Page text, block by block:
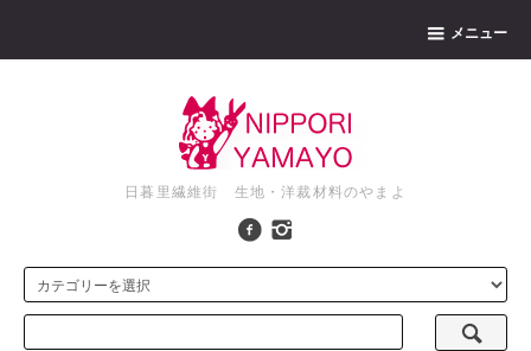
メニュー
日暮里繊維街 生地・洋裁材料のやまよ